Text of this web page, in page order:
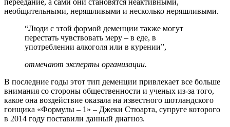
необщительными, неряшливыми и несколько неряшливыми.
“Люди с этой формой деменции также могут
перестать чувствовать меру – в еде, в
употреблении алкоголя или в курении”,
отмечают эксперты организации.
В последние годы этот тип деменции привлекает все больше
внимания со стороны общественности и ученых из-за того,
какое она воздействие оказала на известного шотландского
гонщика «Формулы – 1» – Джеки Стюарта, супруге которого
в 2014 году поставили данный диагноз.